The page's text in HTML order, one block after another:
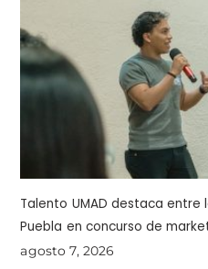
Talento UMAD destaca entre
Puebla en concurso de
agosto 7, 2026